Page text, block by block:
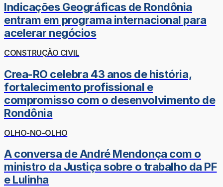
Indicações Geográficas de Rondônia
entram em programa internacional para
acelerar negócios
CONSTRUÇÃO CIVIL
Crea-RO celebra 43 anos de história,
fortalecimento profissional e
compromisso com o desenvolvimento de
Rondônia
OLHO-NO-OLHO
A conversa de André Mendonça com o
ministro da Justiça sobre o trabalho da PF
e Lulinha